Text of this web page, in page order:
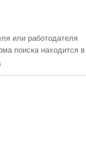
или работодателя
поиска находится